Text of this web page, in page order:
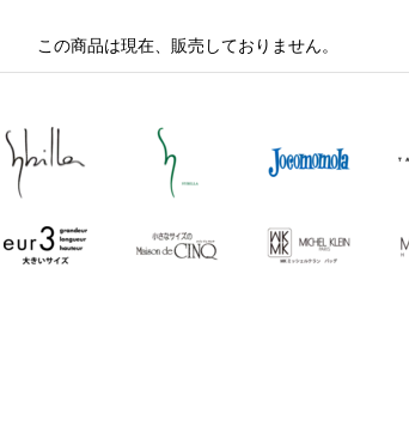
この商品は現在、販売しておりません。